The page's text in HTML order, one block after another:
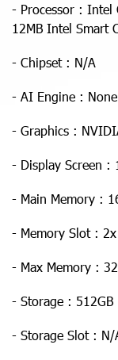
- Processor : Intel
12MB Intel Smart
- Chipset : N/A
- AI Engine : None
- Graphics :
- Display Screen :
- Main Memory :
- Memory Slot :
- Max Memory :
- Storage : 512GB
- Storage Slot : N/